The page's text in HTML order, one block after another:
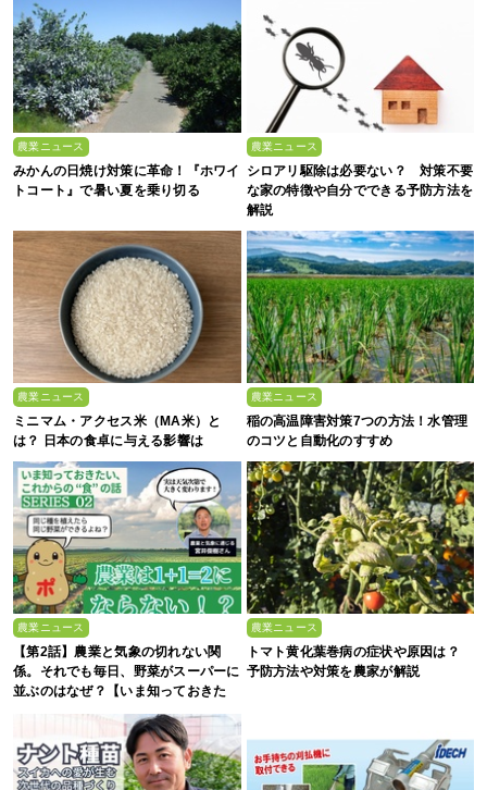
農業ニュース
みかんの日焼け対策に革命！『ホワイ
トコート』で暑い夏を乗り切る
農業ニュース
シロアリ駆除は必要ない？ 対策不要
な家の特徴や自分でできる予防方法を
解説
農業ニュース
ミニマム・アクセス米（MA米）と
は？ 日本の食卓に与える影響は
農業ニュース
稲の高温障害対策7つの方法！水管理
のコツと自動化のすすめ
農業ニュース
【第2話】農業と気象の切れない関
係。それでも毎日、野菜がスーパーに
並ぶのはなぜ？【いま知っておきた
農業ニュース
トマト黄化葉巻病の症状や原因は？
予防方法や対策を農家が解説